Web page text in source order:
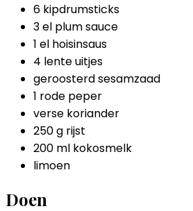
6 kipdrumsticks
3 el plum sauce
1 el hoisinsaus
4 lente uitjes
geroosterd sesamzaad
1 rode peper
verse koriander
250 g rijst
200 ml kokosmelk
limoen
Doen